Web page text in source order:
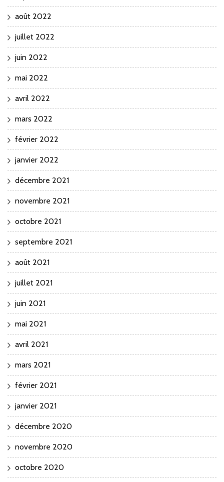
août 2022
juillet 2022
juin 2022
mai 2022
avril 2022
mars 2022
février 2022
janvier 2022
décembre 2021
novembre 2021
octobre 2021
septembre 2021
août 2021
juillet 2021
juin 2021
mai 2021
avril 2021
mars 2021
février 2021
janvier 2021
décembre 2020
novembre 2020
octobre 2020